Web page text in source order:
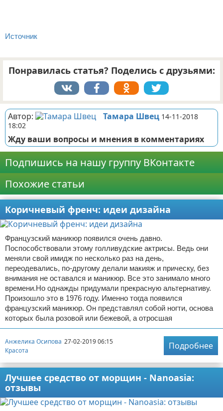
Источник
Понравилась статья? Поделись с друзьями:
Автор: Тамара Швец 14-11-2018
18:02
Жду ваши вопросы и мнения в комментариях
Подпишись на нашу группу ВКонтакте
Похожие статьи
Коричневый френч: идеи дизайна
Французский маникюр появился очень давно.
Поспособствовали этому голливудские актрисы. Ведь они
меняли свой имидж по несколько раз на день,
переодевались, по-другому делали макияж и прическу, без
внимания не оставался и маникюр. Все это занимало много
времени.Но однажды придумали прекрасную альтернативу.
Произошло это в 1976 году. Именно тогда появился
французский маникюр. Он представлял собой ногти, основа
которых была розовой или бежевой, а отросшая
Анжелика Осипова 27-02-2019 06:15
Красота
Подробнее
Лучшее средство от морщин - Nanoasia:
отзывы